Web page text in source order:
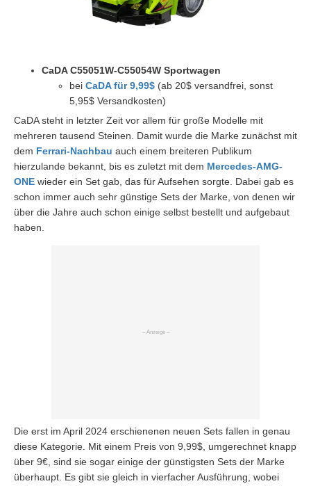
CaDA C55051W-C55054W Sportwagen
bei CaDA für 9,99$ (ab 20$ versandfrei, sonst
5,95$ Versandkosten)
CaDA steht in letzter Zeit vor allem für große Modelle mit
mehreren tausend Steinen. Damit wurde die Marke zunächst mit
dem Ferrari-Nachbau auch einem breiteren Publikum
hierzulande bekannt, bis es zuletzt mit dem Mercedes-AMG-
ONE wieder ein Set gab, das für Aufsehen sorgte. Dabei gab es
schon immer auch sehr günstige Sets der Marke, von denen wir
über die Jahre auch schon einige selbst bestellt und aufgebaut
haben.
Die erst im April 2024 erschienenen neuen Sets fallen in genau
diese Kategorie. Mit einem Preis von 9,99$, umgerechnet knapp
über 9€, sind sie sogar einige der günstigsten Sets der Marke
überhaupt. Es gibt sie gleich in vierfacher Ausführung, wobei